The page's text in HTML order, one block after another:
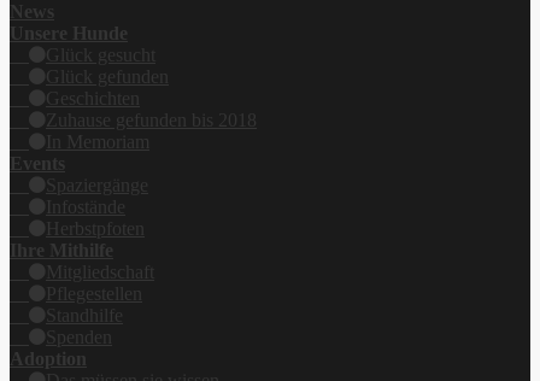
News
Unsere Hunde
Glück gesucht
Glück gefunden
Geschichten
Zuhause gefunden bis 2018
In Memoriam
Events
Spaziergänge
Infostände
Herbstpfoten
Ihre Mithilfe
Mitgliedschaft
Pflegestellen
Standhilfe
Spenden
Adoption